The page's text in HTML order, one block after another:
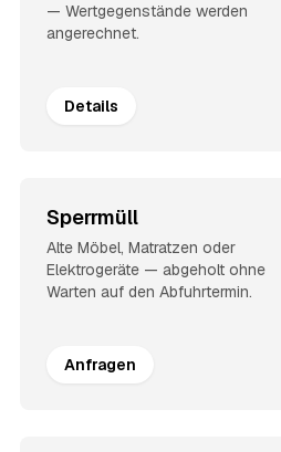
— Wertgegenstände werden
angerechnet.
Details
Sperrmüll
Alte Möbel, Matratzen oder
Elektrogeräte — abgeholt ohne
Warten auf den Abfuhrtermin.
Anfragen